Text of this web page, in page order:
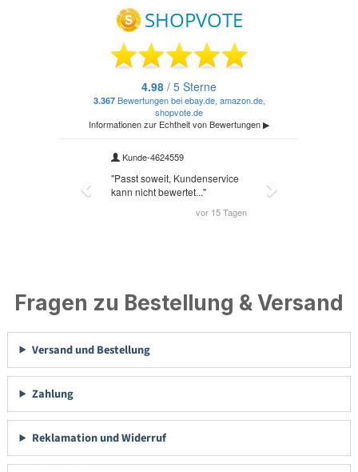
Fragen zu Bestellung & Versand
Versand und Bestellung
Zahlung
Reklamation und Widerruf